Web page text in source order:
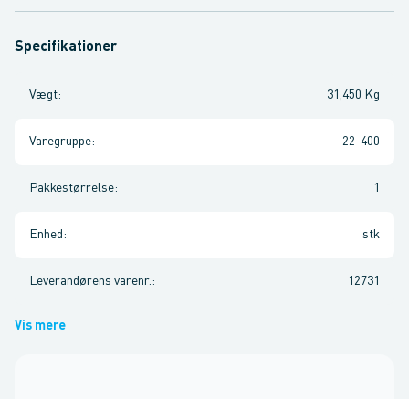
Specifikationer
Vægt: 31,450 Kg
Varegruppe: 22-400
Pakkestørrelse: 1
Enhed : stk
Leverandørens varenr. : 12731
Vis mere